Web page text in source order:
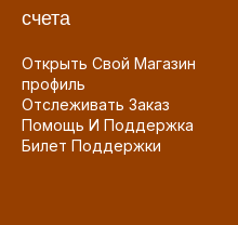
счета
Открыть Свой Магазин
профиль
Отслеживать Заказ
Помощь И Поддержка
Билет Поддержки